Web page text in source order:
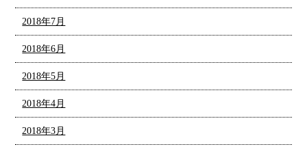
2018年7月
2018年6月
2018年5月
2018年4月
2018年3月